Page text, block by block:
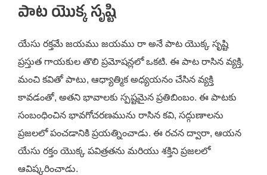
పాట యొక్క సృష్టి
యేసు రక్తమే జయము జయము రా అనే పాట యొక్క సృష్టి
ప్రస్తుత గాయకుల తొలి ప్రమోషన్లలో ఒకటి. ఈ పాట రాసిన వ్యక్తి,
మంచి కవితో పాటు, ఆధ్యాత్మిక అధ్యయనం చేసిన వ్యక్తి
కావడంతో, అతని భావాలకు స్పష్టమైన ప్రతిబింబం. ఈ పాటకు
సంబంధించిన భావగోచరణమును రాసిన కవి, సద్గుణాలను
ప్రజలలో పంచడానికి ప్రయత్నించాడు. ఈ రచన ద్వారా, ఆయన
యేసు రక్తం యొక్క పవిత్రతను మరియు శక్తిని ప్రజలలో
ఆవిష్కరించాడు.